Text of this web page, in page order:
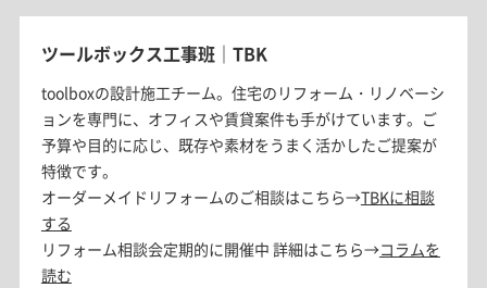
ツールボックス工事班｜TBK
toolboxの設計施工チーム。住宅のリフォーム・リノベーシ
ョンを専門に、オフィスや賃貸案件も手がけています。ご
予算や目的に応じ、既存や素材をうまく活かしたご提案が
特徴です。
オーダーメイドリフォームのご相談はこちら→TBKに相談
する
リフォーム相談会定期的に開催中 詳細はこちら→コラムを
読む